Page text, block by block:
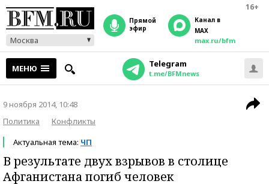
16+
Москва
прямой
эфир
Канал в
MAX
max.ru/bfm
МЕНЮ Telegram
t.me/BFMnews
9 ноября 2014, 10:48
Политика
Конфликты
Актуальная тема: ЧП
В результате двух взрывов в столице
Афганистана погиб человек